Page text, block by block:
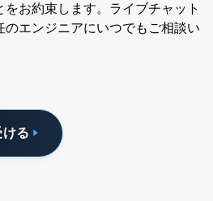
お約束します。ライブチャット
のエンジニアにいつでもご相談い
る